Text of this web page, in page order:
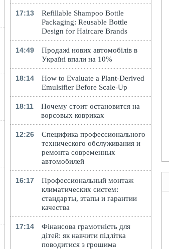
17:13
Refillable Shampoo Bottle
Packaging: Reusable Bottle
Design for Haircare Brands
14:49
Продажі нових автомобілів в
Україні впали на 10%
18:14
How to Evaluate a Plant-Derived
Emulsifier Before Scale-Up
18:11
Почему стоит остановится на
ворсовых ковриках
12:26
Специфика профессионального
технического обслуживания и
ремонта современных
автомобилей
16:17
Профессиональный монтаж
климатических систем:
стандарты, этапы и гарантии
качества
17:14
Фінансова грамотність для
дітей: як навчити підлітка
поводитися з грошима